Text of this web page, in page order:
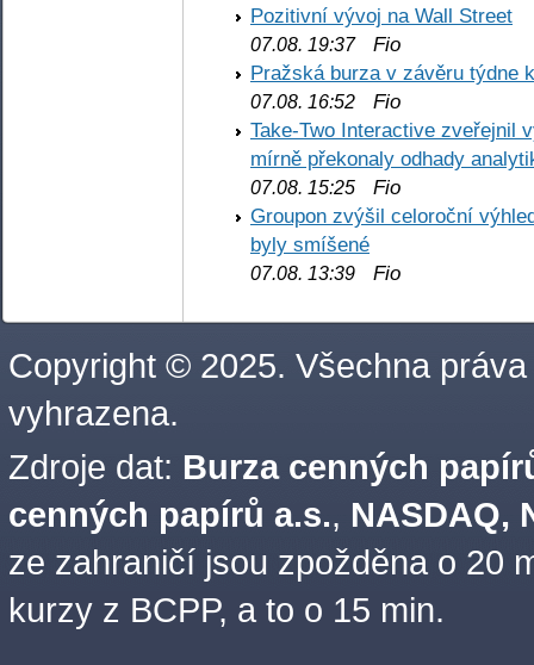
Pozitivní vývoj na Wall Street
07.08. 19:37Fio
Pražská burza v závěru týdne
07.08. 16:52 Fio
Take-Two Interactive zveřejnil
mírně překonaly odhady
07.08. 15:25 Fio
Groupon zvýšil celoroční
byly smíšené
07.08. 13:39 Fio
Copyright © 2025. Všechna práva
vyhrazena.
Zdroje dat: Burza cenných
cenných papírů a.s., NASDAQ,
ze zahraničí jsou zpožděna o 20
kurzy z BCPP, a to o 15 min.